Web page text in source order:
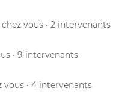
chez vous • 2 intervenants
• 9 intervenants
vous • 4 intervenants